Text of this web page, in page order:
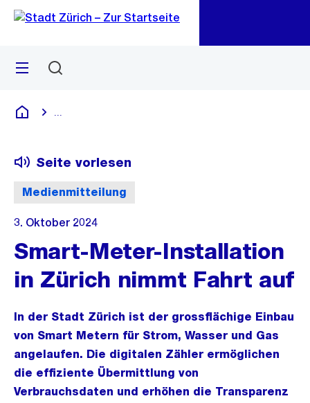
Navigation
Sprunglink
Menü
Deutsch
Medienmitteilung
Seite vorlesen
3. Oktober 2024
Smart-Meter-Installation
in Zürich nimmt Fahrt auf
In der Stadt Zürich ist der grossflächige Einbau
von Smart Metern für Strom, Wasser und Gas
angelaufen. Die digitalen Zähler ermöglichen
die effiziente Übermittlung von
Verbrauchsdaten und erhöhen die Transparenz